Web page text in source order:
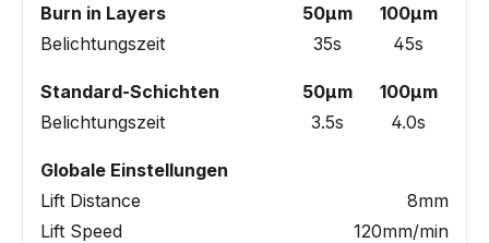
Burn in Layers 50µm
100µm
Belichtungszeit
35s 45s
Standard-Schichten 50µm
100µm
Belichtungszeit
3.5s 4.0s
Globale Einstellungen
Lift Distance
8mm
Lift Speed
120mm/min